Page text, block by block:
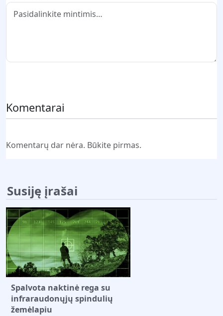
Komentarai
Komentarų dar nėra. Būkite pirmas.
Susiję įrašai
Spalvota naktinė rega su
infraraudonųjų spindulių
žemėlapiu